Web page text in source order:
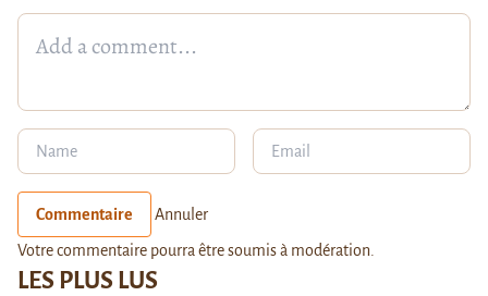
LES PLUS LUS
Commentaire Annuler
Votre commentaire pourra être soumis à modération.